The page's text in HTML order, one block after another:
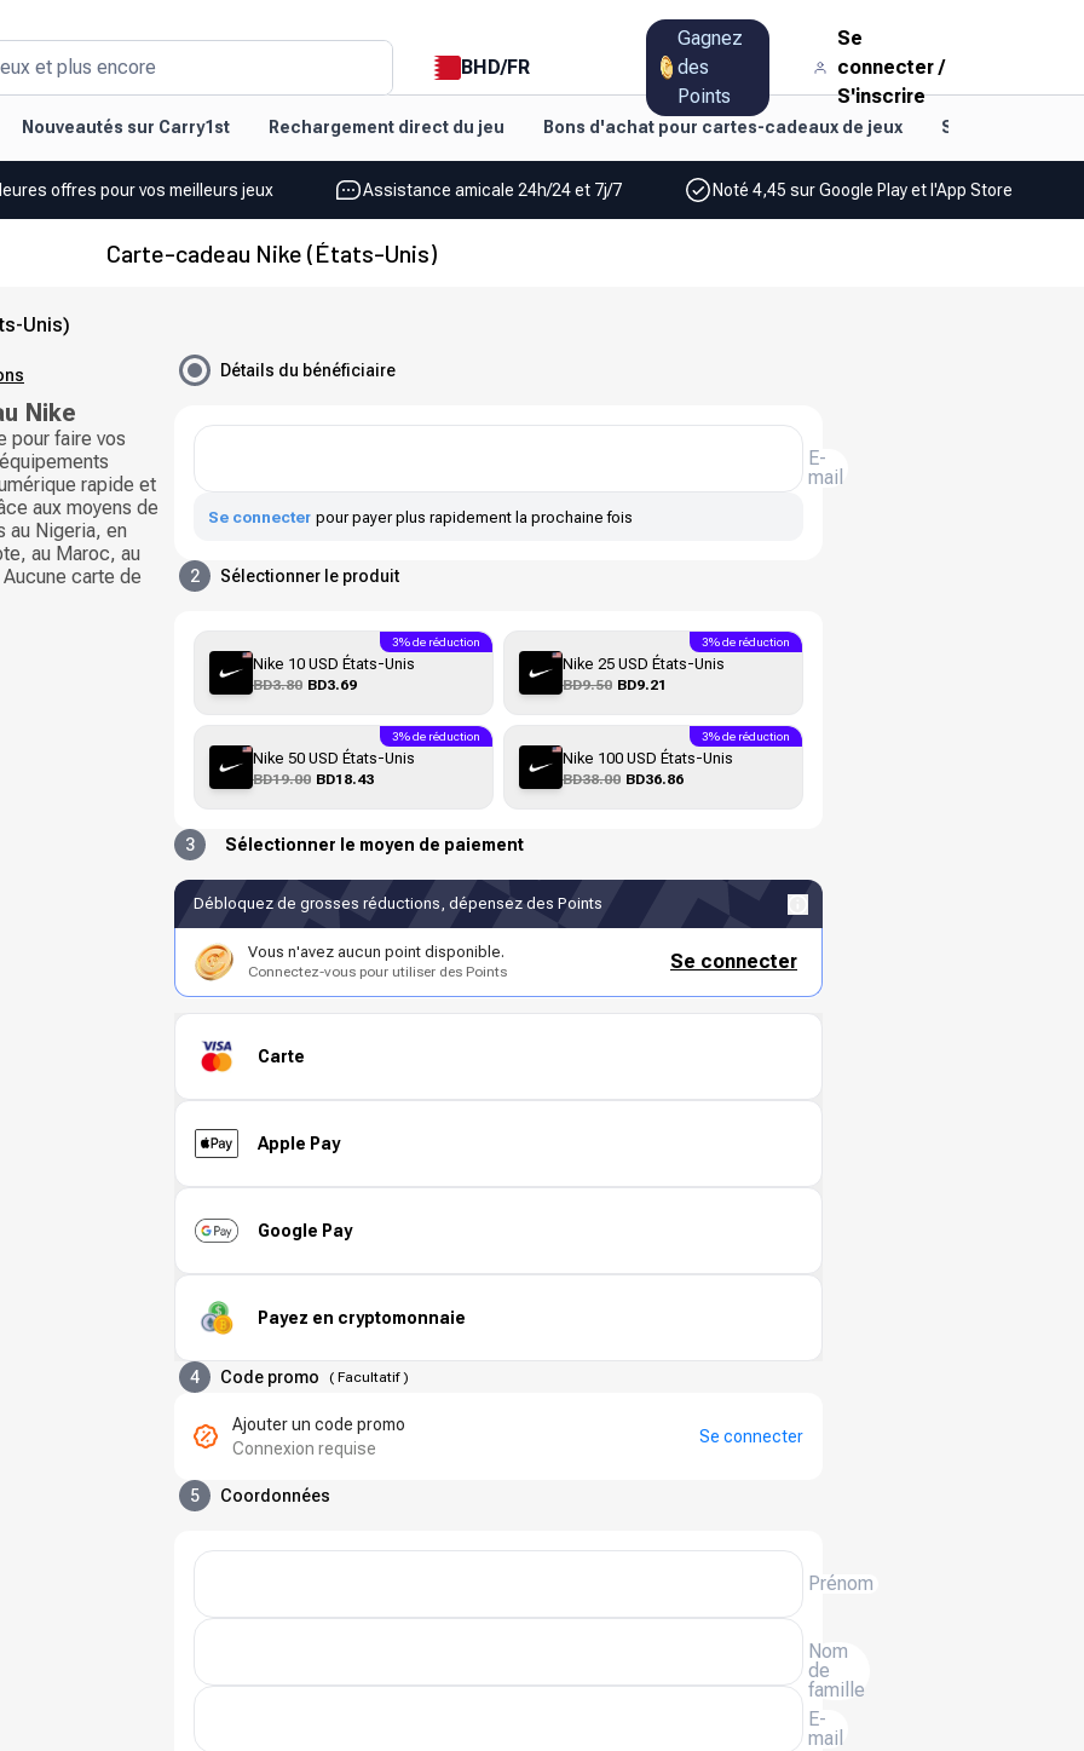
et plus encore BHD/FR
Gagnez
des
Points
Se
connecter/
S'inscrire
Nouveautés sur Carry1st Rechargement direct du jeu Bons d'achat pour cartes-cadeaux de jeux Style de vie et
offres pour vos meilleurs jeux Assistance amicale 24h/24 et 7j/7 Noté 4,45 sur Google Play et l'App Store
Carte-cadeau Nike (États-Unis)
Unis)
Nike
pour faire vos
rapide et
aux moyens de
au Nigeria, en
au Maroc, au
carte de
Détails du bénéficiaire
E-
mail
Se connecter pour payer plus rapidement la prochaine fois
2 Sélectionner le produit
Nike 10 USD États-Unis
BD3.80 BD3.69
3% de réduction
Nike 25 USD États-Unis
BD9.50 BD9.21
3% de réduction
Nike 50 USD États-Unis
BD19.00 BD18.43
3% de réduction
Nike 100 USD États-Unis
BD38.00 BD36.86
3% de réduction
3 Sélectionner le moyen de paiement
Débloquez de grosses réductions, dépensez des Points
Vous n'avez aucun point disponible.
Connectez-vous pour utiliser des Points Se connecter
Carte
Apple Pay
Google Pay
Payez en cryptomonnaie
4 Code promo ( Facultatif)
Ajouter un code promo
Connexion requise
Se connecter
5 Coordonnées
Prénom
Nom
de
famille
E-
mail